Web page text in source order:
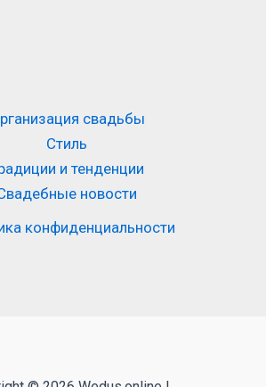
свадьбы
Стиль
и тенденции
новости
конфиденциальности